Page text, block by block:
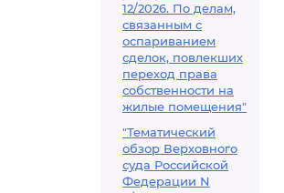
12/2026. По делам,
связанным с
оспариванием
сделок, повлекших
переход права
собственности на
жилые помещения"
"Тематический
обзор Верховного
суда Российской
Федерации N